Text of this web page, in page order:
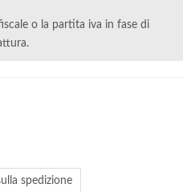
o la partita iva in fase di
spedizione